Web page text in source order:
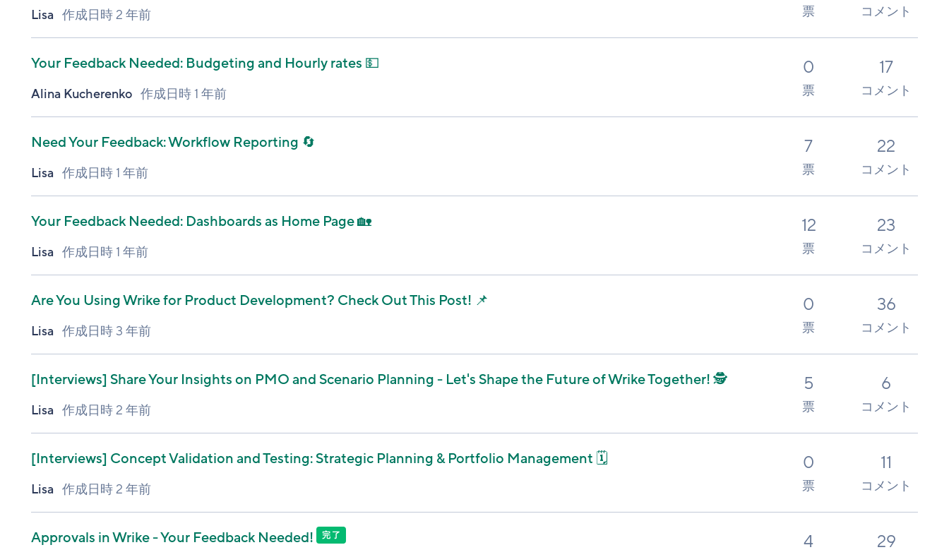
Lisa 作成日時2 年前 票 コメント
Your Feedback Needed: Budgeting and Hourly rates 💵
Alina Kucherenko 作成日時1 年前
0
票
17
コメント
Need Your Feedback: Workflow Reporting 🔄
Lisa 作成日時1 年前
7
票
22
コメント
Your Feedback Needed: Dashboards as Home Page 🏡
Lisa 作成日時1 年前
12
票
23
コメント
Are You Using Wrike for Product Development? Check Out This Post! 📌
Lisa 作成日時 3 年前
0
票
36
コメント
[Interviews]Share Your Insights on PMO and Scenario Planning - Let's Shape the Future of Wrike Together! 🕵️
Lisa 作成日時2 年前
5
票
6
コメント
[Interviews] Concept Validation and Testing: Strategic Planning & Portfolio Management 🗓️
Lisa 作成日時2 年前
0
票
11
コメント
Approvals in Wrike - Your Feedback Needed! 完了 4 29